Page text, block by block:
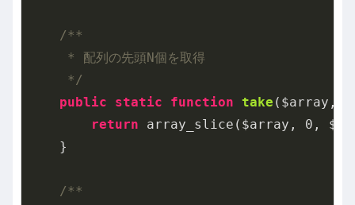
/**
     * 配列の先頭N個を取得
     */
public
static function take ($array,
return array_slice($array, 0 ,
    }
/**